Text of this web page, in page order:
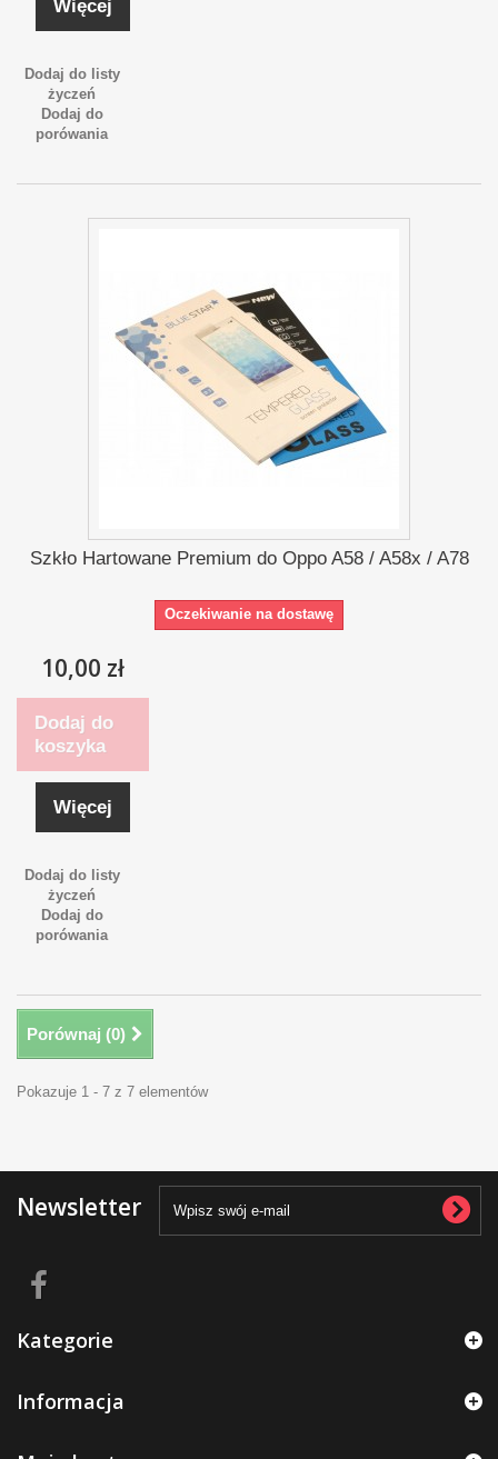
Więcej
Dodaj do listy
życzeń
Dodaj do
porówania
Szkło Hartowane Premium do Oppo A58 / A58x / A78
Oczekiwanie na dostawę
10,00 zł
Dodaj do
koszyka
Więcej
Dodaj do listy
życzeń
Dodaj do
porówania
Porównaj (0)
Pokazuje 1 - 7 z 7 elementów
Newsletter
Kategorie
Informacja